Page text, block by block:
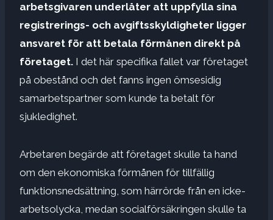
arbetsgivaren underlåter att uppfylla sina
registrerings- och avgiftsskyldigheter ligger
ansvaret för att betala förmånen direkt på
företaget. I det här specifika fallet var företaget
på obestånd och det fanns ingen ömsesidig
samarbetspartner som kunde ta betalt för
sjukledighet.
Arbetaren begärde att företaget skulle ta hand
om den ekonomiska förmånen för tillfällig
funktionsnedsättning, som härrörde från en icke-
arbetsolycka, medan socialförsäkringen skulle ta